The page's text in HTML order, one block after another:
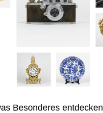
Besonderes entdecken